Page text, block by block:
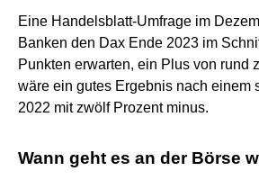
Eine Handelsblatt-Umfrage im
Banken den Dax Ende 2023 im
Punkten erwarten, ein Plus von rund
wäre ein gutes Ergebnis nach einem
2022 mit zwölf Prozent minus.
Wann geht es an der Börse